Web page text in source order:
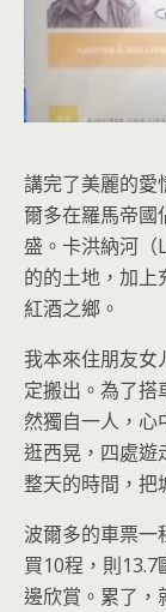
講完了美麗的愛
爾多在羅馬帝國
盛。卡洪納河
的的土地，加上
紅酒之鄉。
我本來住朋友女
定搬出。為了搭
然獨自一人，心
逛西晃，四處遊
整天的時間，把
波爾多的車票一
買10程，則
邊欣賞。累了，